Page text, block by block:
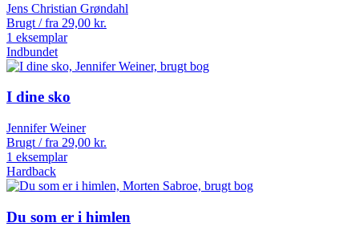
Jens Christian Grøndahl
Brugt / fra 29,00 kr.
1 eksemplar
Indbundet
I dine sko
Jennifer Weiner
Brugt / fra 29,00 kr.
1 eksemplar
Hardback
Du som er i himlen